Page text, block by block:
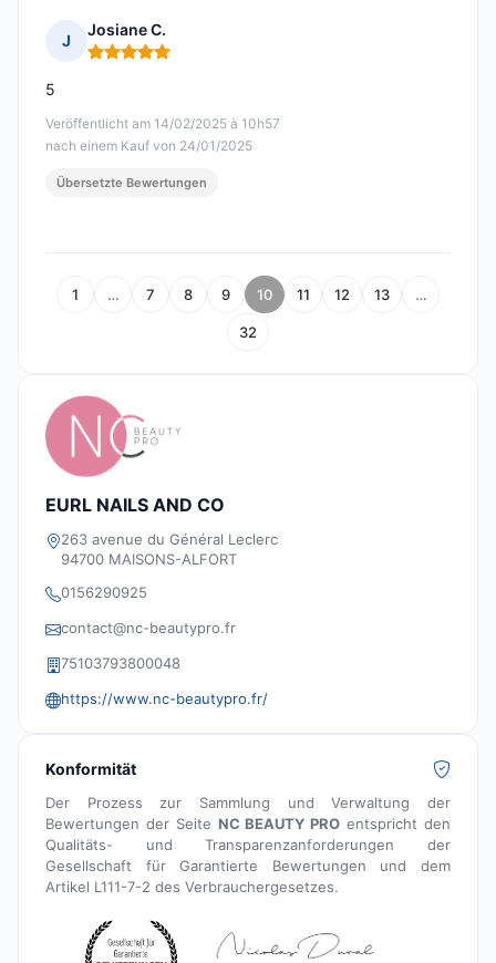
J
Josiane C.
Hinweis: 5 von 5
Veröffentlicht am 14/02/2025 à 10h57
nach einem Kauf von 24/01/2025
5
Übersetzte Bewertungen
1 … 7 8 9 10 11 12 13 …
32
EURL NAILS AND CO
263 avenue du Général Leclerc
94700 MAISONS-ALFORT
0156290925
contact@nc-beautypro.fr
75103793800048
https://www.nc-beautypro.fr/
Konformität
Der Prozess zur Sammlung und Verwaltung der
Bewertungen der Seite NC BEAUTY PRO entspricht den
Qualitäts- und Transparenzanforderungen der
Gesellschaft für Garantierte Bewertungen und dem
Artikel L111-7-2 des Verbrauchergesetzes.